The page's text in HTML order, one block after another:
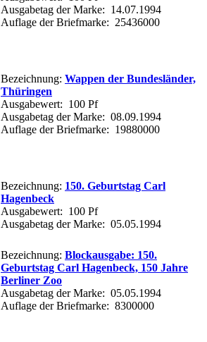
Ausgabetag der Marke: 14.07.1994
Auflage der Briefmarke: 25436000
Bezeichnung: Wappen der Bundesländer,
Thüringen
Ausgabewert: 100 Pf
Ausgabetag der Marke: 08.09.1994
Auflage der Briefmarke: 19880000
Bezeichnung: 150. Geburtstag Carl
Hagenbeck
Ausgabewert: 100 Pf
Ausgabetag der Marke: 05.05.1994
Bezeichnung: Blockausgabe: 150.
Geburtstag Carl Hagenbeck, 150 Jahre
Berliner Zoo
Ausgabetag der Marke: 05.05.1994
Auflage der Briefmarke: 8300000